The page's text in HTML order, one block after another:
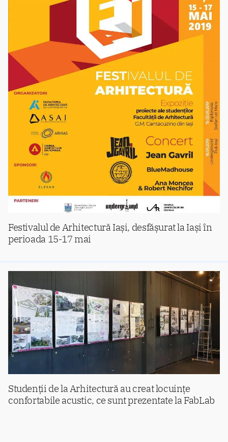
Festivalul de Arhitectură Iași, desfășurat la Iași în
perioada 15-17 mai
Studenții de la Arhitectură au creat locuințe
confortabile acustic, ce sunt prezentate la FabLab